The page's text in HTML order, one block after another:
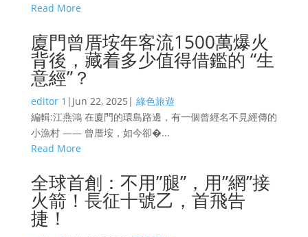
Read More
廈門曾厝垵年客流1500萬爆火
背後，藏着多少值得借鑑的 “生
意經”？
editor 1 | Jun 22, 2025 | 綠色旅遊
編輯:江燕鴻 在廈門的環島路邊，有一個曾經名不見經傳的
小漁村 —— 曾厝垵，如今卻�...
Read More
全球首創：不用”腿”，用”網”接
火箭！長征十號乙，首飛告
捷！